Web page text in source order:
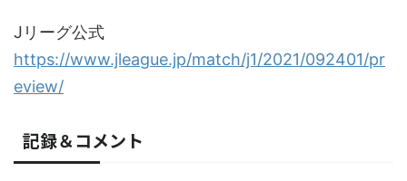
Jリーグ公式
https://www.jleague.jp/match/j1/2021/092401/pr
eview/
記録＆コメント